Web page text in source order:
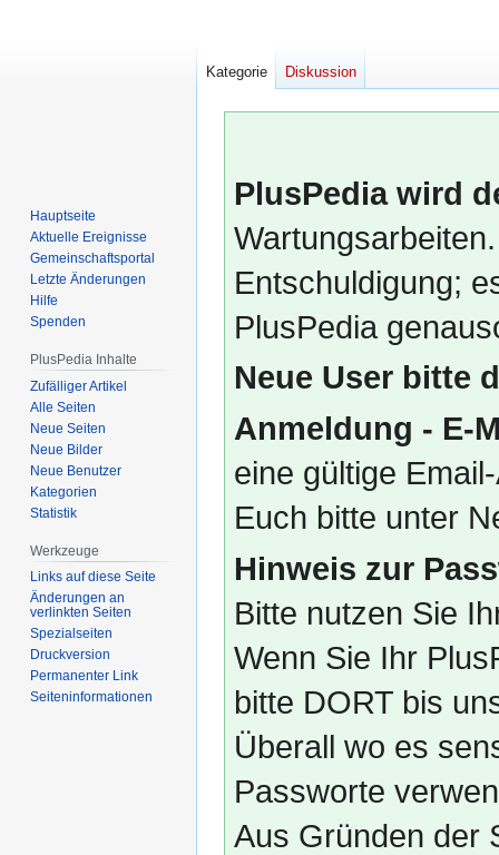
PlusPedia wird
Entschuldigung;
PlusPedia
Neue User bitte
Anmeldung - E-
eine gültige
Euch bitte unter
Hinweis zur
Bitte nutzen Sie
Wenn Sie Ihr
bitte DORT bis
Überall wo es
Passworte
Aus Gründen der
Kategorie Diskussion
Hauptseite
Aktuelle Ereignisse
Gemeinschafts­portal
Letzte Änderungen
Hilfe
Spenden
PlusPedia Inhalte
Zufälliger Artikel
Alle Seiten
Neue Seiten
Neue Bilder
Neue Benutzer
Kategorien
Statistik
Werkzeuge
Links auf diese Seite
Änderungen an
verlinkten Seiten
Spezialseiten
Druckversion
Permanenter Link
Seiten­­informationen